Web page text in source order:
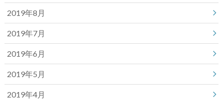
2019年8月
2019年7月
2019年6月
2019年5月
2019年4月